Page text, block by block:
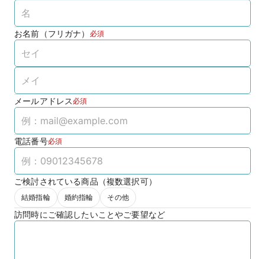
お名前（フリガナ） 必須
メールアドレス 必須
電話番号必須
ご検討されている商品（複数選択可）
結婚指輪 婚約指輪 その他
訪問時にご確認したいことやご要望など